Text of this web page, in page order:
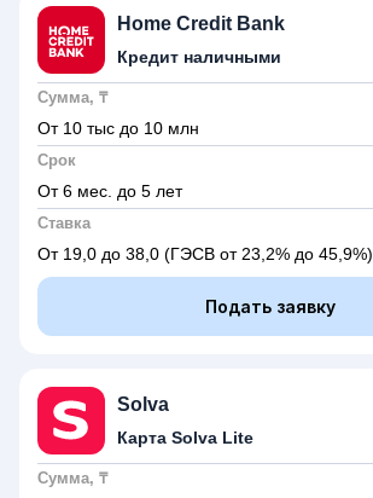
Home Credit Bank
Кредит наличными
Сумма, ₸
От 10 тыс до 10 млн
Срок
От 6 мес. до 5 лет
Ставка
От 19,0 до 38,0 (ГЭСВ от 23,2% до 45,9%)
Подать заявку
Solva
Карта Solva Lite
Сумма, ₸